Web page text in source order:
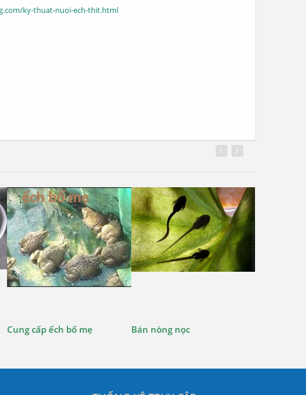
ky-thuat-nuoi-ech-thit.html
Cung cấp ếch bố mẹ
Xem chi tiết Bán nòng nọc
Xem chi tiết